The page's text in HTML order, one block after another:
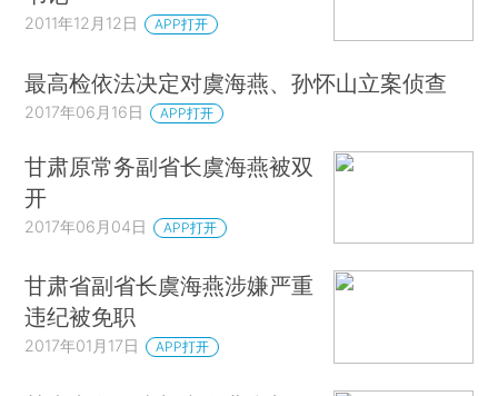
2011年12月12日 APP打开
最高检依法决定对虞海燕、孙怀山立案侦查
2017年06月16日 APP打开
甘肃原常务副省长虞海燕被双
开
2017年06月04日 APP打开
甘肃省副省长虞海燕涉嫌严重
违纪被免职
2017年01月17日 APP打开